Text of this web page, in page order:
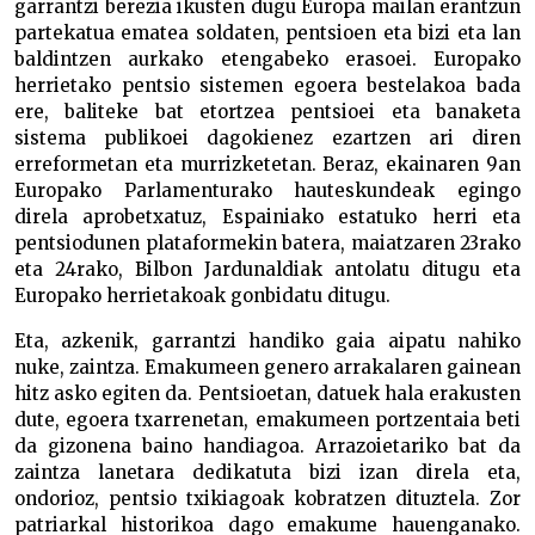
garrantzi berezia ikusten dugu Europa mailan erantzun
partekatua ematea soldaten, pentsioen eta bizi eta lan
baldintzen aurkako etengabeko erasoei. Europako
herrietako pentsio sistemen egoera bestelakoa bada
ere, baliteke bat etortzea pentsioei eta banaketa
sistema publikoei dagokienez ezartzen ari diren
erreformetan eta murrizketetan. Beraz, ekainaren 9an
Europako Parlamenturako hauteskundeak egingo
direla aprobetxatuz, Espainiako estatuko herri eta
pentsiodunen plataformekin batera, maiatzaren 23rako
eta 24rako, Bilbon Jardunaldiak antolatu ditugu eta
Europako herrietakoak gonbidatu ditugu.
Eta, azkenik, garrantzi handiko gaia aipatu nahiko
nuke, zaintza. Emakumeen genero arrakalaren gainean
hitz asko egiten da. Pentsioetan, datuek hala erakusten
dute, egoera txarrenetan, emakumeen portzentaia beti
da gizonena baino handiagoa. Arrazoietariko bat da
zaintza lanetara dedikatuta bizi izan direla eta,
ondorioz, pentsio txikiagoak kobratzen dituztela. Zor
patriarkal historikoa dago emakume hauenganako.